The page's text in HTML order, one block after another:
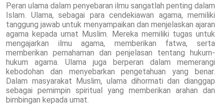
Peran ulama dalam penyebaran ilmu sangatlah penting dalam
Islam. Ulama, sebagai para cendekiawan agama, memiliki
tanggung jawab untuk menyampaikan dan menjelaskan ajaran
agama kepada umat Muslim. Mereka memiliki tugas untuk
mengajarkan ilmu agama, memberikan fatwa, serta
memberikan pemahaman dan penjelasan tentang hukum-
hukum agama. Ulama juga berperan dalam memerangi
kebodohan dan menyebarkan pengetahuan yang benar.
Dalam masyarakat Muslim, ulama dihormati dan dianggap
sebagai pemimpin spiritual yang memberikan arahan dan
bimbingan kepada umat.